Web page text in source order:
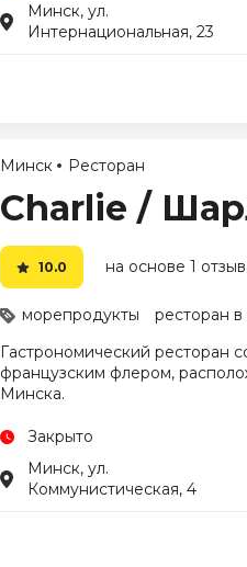
Минск, ул.
Интернациональная, 23
Минск Ресторан
Charlie /
10.0 на основе 1
морепродукты ресторан
Гастрономический ресторан
французским флером,
Минска.
Закрыто
Минск, ул.
Коммунистическая, 4